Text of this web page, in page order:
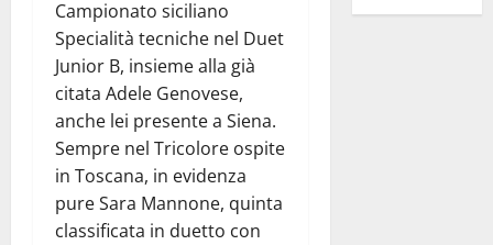
Campionato siciliano
Specialità tecniche nel Duet
Junior B, insieme alla già
citata Adele Genovese,
anche lei presente a Siena.
Sempre nel Tricolore ospite
in Toscana, in evidenza
pure Sara Mannone, quinta
classificata in duetto con